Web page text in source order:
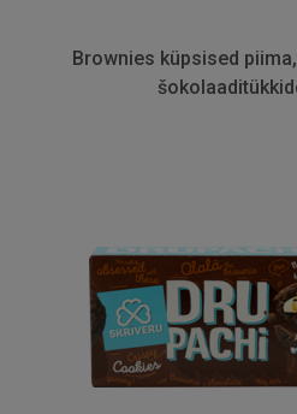
Brownies küpsised